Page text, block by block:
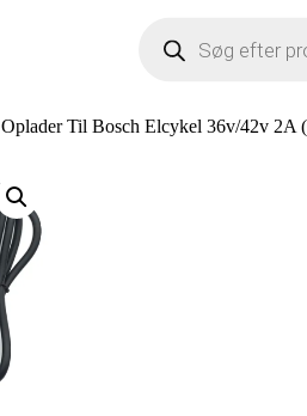
search
Oplader Til Bosch Elcykel 36v/42v 2A